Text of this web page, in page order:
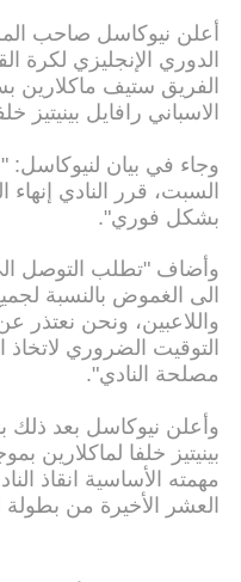
أعلن نيوكاسل صاحب
الدوري الإنجليزي لكرة
الفريق ستيف ماكلارين
الاسباني رافايل بينيتيز
وجاء في بيان لنيوكاسل:
السبت، قرر النادي
بشكل فوري".
وأضاف "تطلب التوصل الى
الى الغموض بالنسبة
واللاعبين، ونحن نعتذر
التوقيت الضروري
مصلحة النادي".
وأعلن نيوكاسل بعد ذلك
بينيتيز خلفا
مهمته الأساسية انقاذ
العشر الأخيرة من بطولة